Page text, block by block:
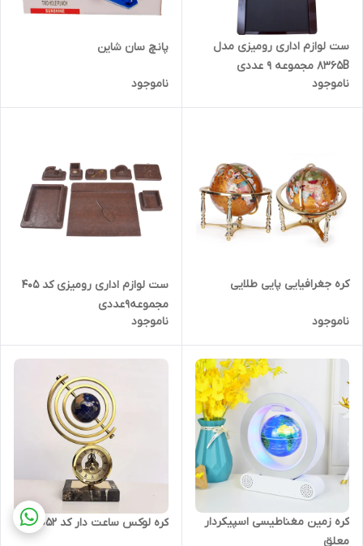
ست لوازم اداری رومیزی مدل
8365B مجموعه 9 عددی
ناموجود
پانچ سان شاین
ناموجود
کره جغرافیایی پایی طلایی
ناموجود
ست لوازم اداری رومیزی کد ۴۰۵
مجموعه9عددی
ناموجود
کره زمین مغناطیسی اسپیکردار
معلق
کره لوکس ساعت دار کد 052